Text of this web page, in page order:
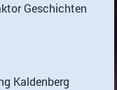
Geschichten
Kaldenberg